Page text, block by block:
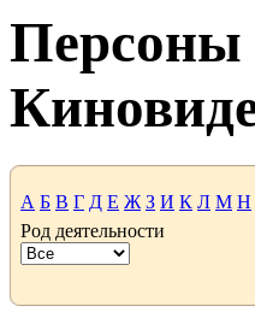
Персоны
А Б В Г Д Е Ж З И К Л М Н
Род деятельности